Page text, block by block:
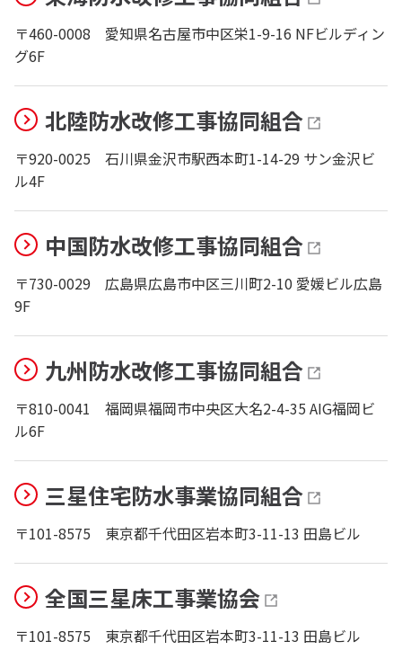
〒460-0008
愛知県名古屋市中区栄1-9-16 NFビルディン
グ6F
北陸防水改修工事協同組合
〒920-0025
石川県金沢市駅西本町1-14-29 サン金沢ビ
ル4F
中国防水改修工事協同組合
〒730-0029
広島県広島市中区三川町2-10 愛媛ビル広島
9F
九州防水改修工事協同組合
〒810-0041
福岡県福岡市中央区大名2-4-35 AIG福岡ビ
ル6F
三星住宅防水事業協同組合
〒101-8575 東京都千代田区岩本町3-11-13 田島ビル
全国三星床工事業協会
〒101-8575 東京都千代田区岩本町3-11-13 田島ビル